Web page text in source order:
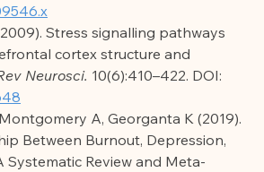
Stress signalling pathways
cortex structure and
Neurosci. 10(6):410–422. DOI:
A, Georganta K (2019).
Between Burnout, Depression,
Systematic Review and Meta-